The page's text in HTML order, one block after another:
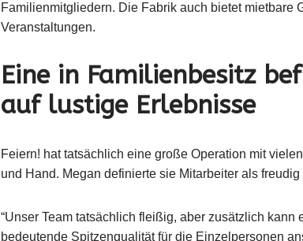
Familienmitgliedern. Die Fabrik auch bietet mietbare
Veranstaltungen.
Eine in Familienbesitz
auf lustige Erlebnisse
Feiern! hat tatsächlich eine große Operation mit
und Hand. Megan definierte sie Mitarbeiter als
“Unser Team tatsächlich fleißig, aber zusätzlich kann
bedeutende Spitzenqualität für die Einzelpersonen